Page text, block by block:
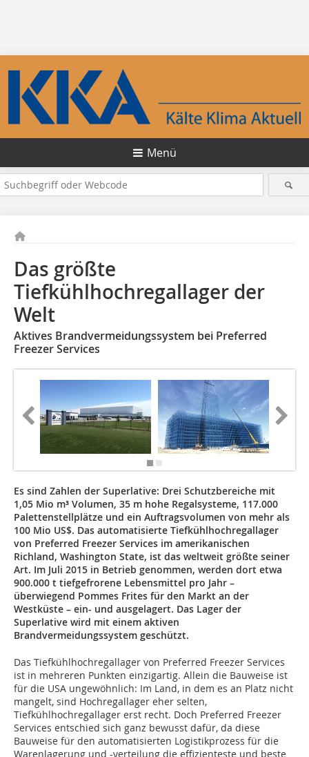
Menü
Das größte
Tiefkühlhochregallager der
Welt
Aktives Brandvermeidungssystem bei Preferred
Freezer Services
Es sind Zahlen der Superlative: Drei Schutzbereiche mit
1,05 Mio m³ Volumen, 35 m hohe Regalsysteme, 117.000
Palettenstellplätze und ein Auftragsvolumen von mehr als
100 Mio US$. Das automatisierte Tiefkühlhochregallager
von Preferred Freezer Services im amerikanischen
Richland, Washington State, ist das weltweit größte seiner
Art. Im Juli 2015 in Betrieb genommen, werden dort etwa
900.000 t tiefgefrorene Lebensmittel pro Jahr –
überwiegend Pommes Frites für den Markt an der
Westküste – ein- und ausgelagert. Das Lager der
Superlative wird mit einem aktiven
Brandvermeidungssystem geschützt.
Das Tiefkühlhochregallager von Preferred Freezer Services
ist in mehreren Punkten einzigartig. Allein die Bauweise ist
für die USA ungewöhnlich: Im Land, in dem es an Platz nicht
mangelt, sind Hochregallager eher selten,
Tiefkühlhochregallager erst recht. Doch Preferred Freezer
Services entschied sich ganz bewusst dafür, da diese
Bauweise für den automatisierten Logistikprozess für die
Warenlagerung und -verteilung die effizienteste und beste